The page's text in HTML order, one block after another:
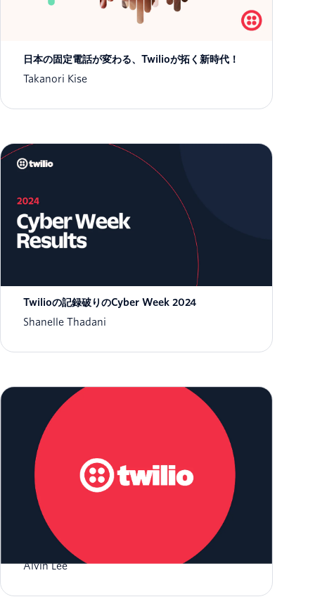
日本の固定電話が変わる、Twilioが拓く新時代！
Takanori Kise
Twilioの記録破りのCyber Week 2024
Shanelle Thadani
RCSとTwilioの利用を開始
Alvin Lee